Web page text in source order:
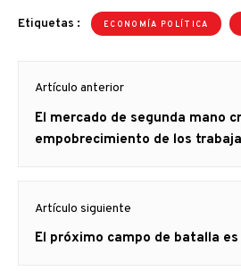
Etiquetas : ECONOMÍA POLÍTICA
de
entradas
Artículo anterior
Artículo
anterior
El mercado de segunda mano
empobrecimiento de los
Artículo siguiente
Artículo
El próximo campo de batalla